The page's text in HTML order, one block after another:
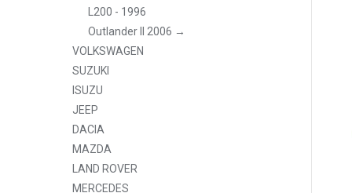
L200 - 1996
Outlander II 2006 →
VOLKSWAGEN
SUZUKI
ISUZU
JEEP
DACIA
MAZDA
LAND ROVER
MERCEDES